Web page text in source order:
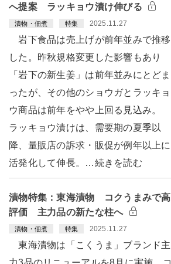
へ提案 ラッキョウ漬け伸びる
漬物・佃煮 特集 2025.11.27
岩下食品は売上げが前年並みで推移
した。昨秋規格変更した影響もあり
「岩下の新生姜」は前年並みにとどま
ったが、その他のショウガとラッキョ
ウ商品は前年をやや上回る見込み。
ラッキョウ漬けは、需要期の夏季以
降、量販店の訴求・販促が例年以上に
活発化して伸長。…続きを読む
漬物特集：東海漬物 コクうまみで高
評価 主力品の新たな柱へ
漬物・佃煮 特集 2025.11.27
東海漬物は「こくうま」ブランド主